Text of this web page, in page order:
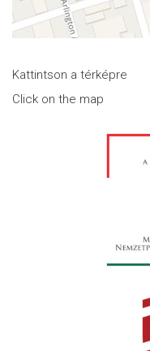
Kattintson a térképre
Click on the map